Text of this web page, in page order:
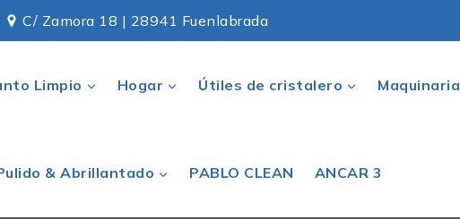
C/ Zamora 18 | 28941 Fuenlabrada
Limpio Hogar Útiles de cristalero Maquinaria
& Abrillantado PABLO CLEAN ANCAR 3